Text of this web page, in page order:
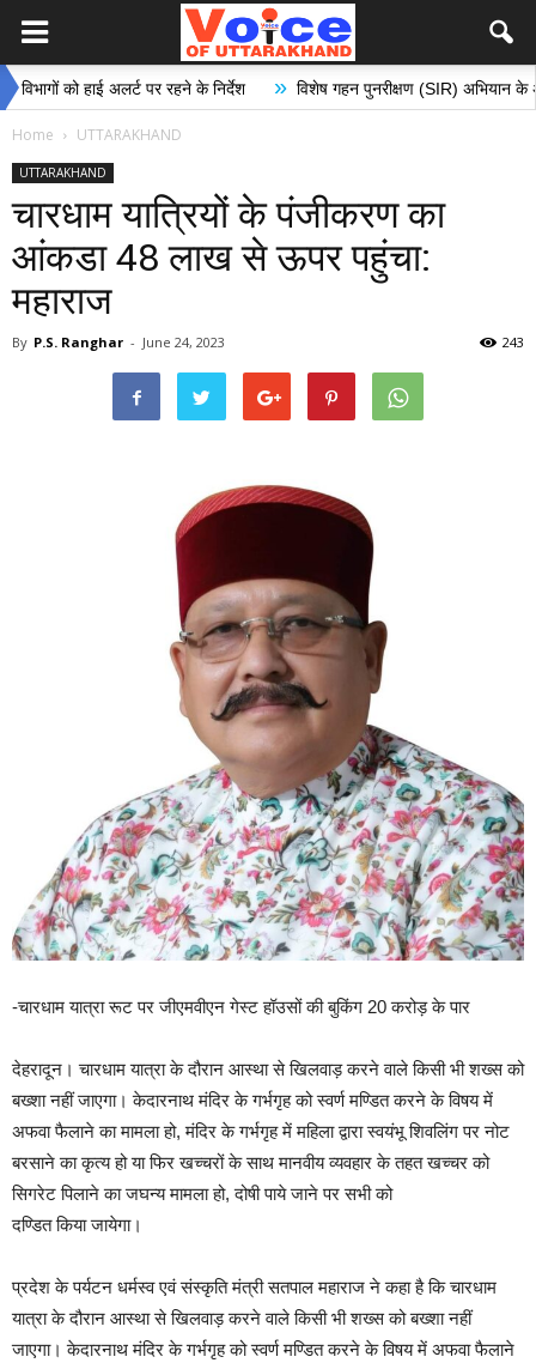
हाई अलर्ट पर रहने के निर्देश » विशेष गहन पुनरीक्षण (SIR) अभियान के अंतर्गत
Home UTTARAKHAND
UTTARAKHAND
चारधाम यात्रियों के पंजीकरण का
आंकडा 48 लाख से ऊपर पहुंचा:
महाराज
By P.S. Ranghar - June 24, 2023 243
-चारधाम यात्रा रूट पर जीएमवीएन गेस्ट हॉउसों की बुकिंग 20 करोड़ के पार
देहरादून। चारधाम यात्रा के दौरान आस्था से खिलवाड़ करने वाले किसी भी शख्स को
बख्शा नहीं जाएगा। केदारनाथ मंदिर के गर्भगृह को स्वर्ण मण्डित करने के विषय में
अफवा फैलाने का मामला हो, मंदिर के गर्भगृह में महिला द्वारा स्वयंभू शिवलिंग पर नोट
बरसाने का कृत्य हो या फिर खच्चरों के साथ मानवीय व्यवहार के तहत खच्चर को
सिगरेट पिलाने का जघन्य मामला हो, दोषी पाये जाने पर सभी को
दण्डित किया जायेगा।
प्रदेश के पर्यटन धर्मस्व एवं संस्कृति मंत्री सतपाल महाराज ने कहा है कि चारधाम
यात्रा के दौरान आस्था से खिलवाड़ करने वाले किसी भी शख्स को बख्शा नहीं
जाएगा। केदारनाथ मंदिर के गर्भगृह को स्वर्ण मण्डित करने के विषय में अफवा फैलाने